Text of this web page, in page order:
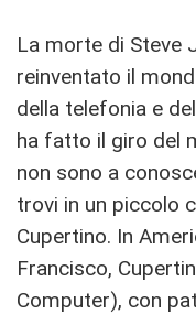
La morte di Steve
reinventato il
della telefonia e
ha fatto il giro del
non sono a
trovi in un piccolo
Cupertino. In
Francisco,
Computer), con